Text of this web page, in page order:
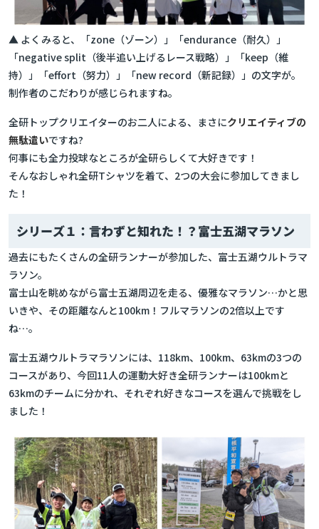
▲ よくみると、「zone（ゾーン）」「endurance（耐久）」
「negative split（後半追い上げるレース戦略）」「keep（維
持）」「effort（努力）」「new record（新記録）」の文字が。
制作者のこだわりが感じられますね。
全研トップクリエイターのお二人による、まさにクリエイティブの
無駄遣いですね?
何事にも全力投球なところが全研らしくて大好きです！
そんなおしゃれ全研Tシャツを着て、2つの大会に参加してきまし
た！
シリーズ１：言わずと知れた！？富士五湖マラソン
過去にもたくさんの全研ランナーが参加した、富士五湖ウルトラマ
ラソン。
富士山を眺めながら富士五湖周辺を走る、優雅なマラソン…かと思
いきや、その距離なんと100km！フルマラソンの2倍以上です
ね…。
富士五湖ウルトラマラソンには、118km、100km、63kmの3つの
コースがあり、今回11人の運動大好き全研ランナーは100kmと
63kmのチームに分かれ、それぞれ好きなコースを選んで挑戦をし
ました！